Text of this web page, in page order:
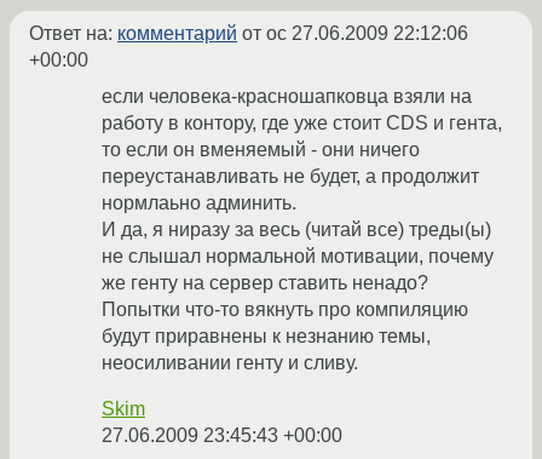
Ответ на: комментарий от oc 27.06.2009 22:12:06
+00:00
если человека-красношапковца взяли на
работу в контору, где уже стоит CDS и гента,
то если он вменяемый - они ничего
переустанавливать не будет, а продолжит
нормлаьно админить.
И да, я ниразу за весь (читай все) треды(ы)
не слышал нормальной мотивации, почему
же генту на сервер ставить ненадо?
Попытки что-то вякнуть про компиляцию
будут приравнены к незнанию темы,
неосиливании генту и сливу.
Skim
27.06.2009 23:45:43 +00:00